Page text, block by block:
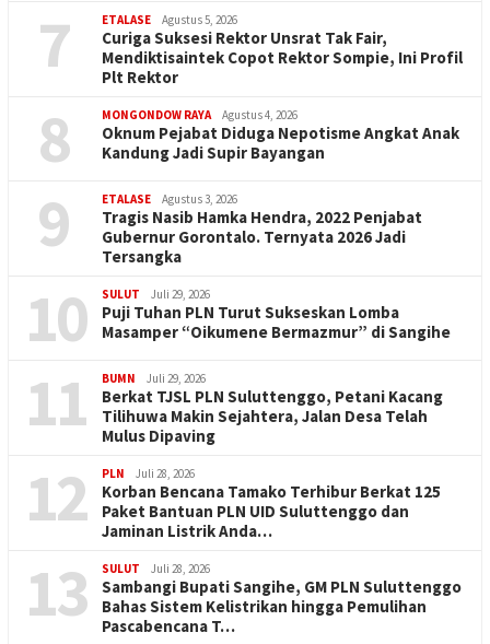
7 ETALASE Agustus 5, 2026
Curiga Suksesi Rektor Unsrat Tak Fair,
Mendiktisaintek Copot Rektor Sompie, Ini Profil
Plt Rektor
8 MONGONDOW RAYA Agustus 4, 2026
Oknum Pejabat Diduga Nepotisme Angkat Anak
Kandung Jadi Supir Bayangan
9 ETALASE Agustus 3, 2026
Tragis Nasib Hamka Hendra, 2022 Penjabat
Gubernur Gorontalo. Ternyata 2026 Jadi
Tersangka
10 SULUT Juli 29, 2026
Puji Tuhan PLN Turut Sukseskan Lomba
Masamper “Oikumene Bermazmur” di Sangihe
11 BUMN Juli 29, 2026
Berkat TJSL PLN Suluttenggo, Petani Kacang
Tilihuwa Makin Sejahtera, Jalan Desa Telah
Mulus Dipaving
12 PLN Juli 28, 2026
Korban Bencana Tamako Terhibur Berkat 125
Paket Bantuan PLN UID Suluttenggo dan
Jaminan Listrik Anda…
13 SULUT Juli 28, 2026
Sambangi Bupati Sangihe, GM PLN Suluttenggo
Bahas Sistem Kelistrikan hingga Pemulihan
Pascabencana T…